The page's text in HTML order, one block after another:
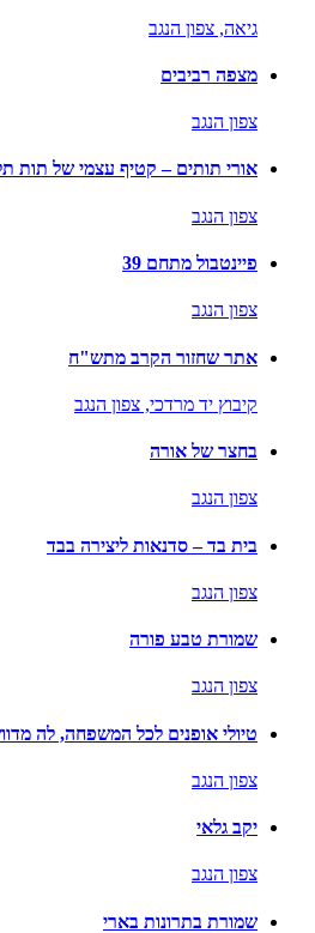
גיאה, צפון הנגב
מצפה רביבים
צפון הנגב
אורי תותים – קטיף עצמי של תות
צפון הנגב
פיינטבול מתחם 39
צפון הנגב
אתר שחזור הקרב מתש"ח
קיבוץ יד מרדכי, צפון הנגב
בחצר של אורה
צפון הנגב
בית בד – סדנאות ליצירה בבד
צפון הנגב
שמורת טבע פורה
צפון הנגב
טיולי אופנים לכל המשפחה, לה
צפון הנגב
יקב גלאי
צפון הנגב
שמורת בתרונות בארי